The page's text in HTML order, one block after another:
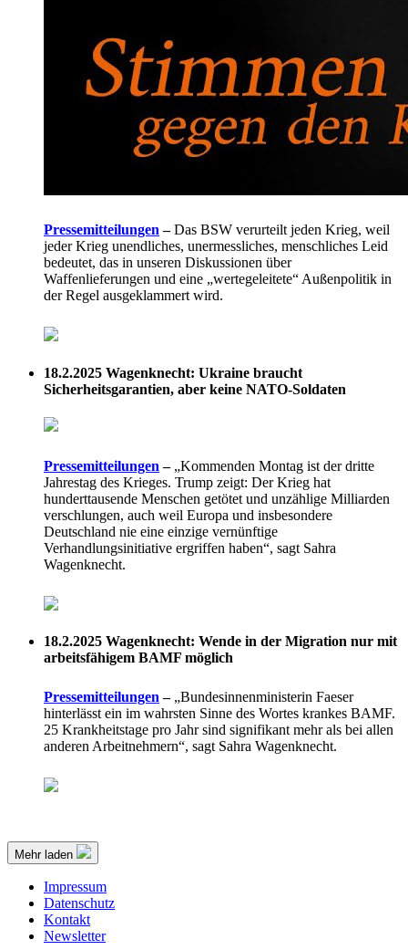
Pressemitteilungen–Das BSW verurteilt jeden Krieg, weil
jeder Krieg unendliches, unermessliches, menschliches Leid
bedeutet, das in unseren Diskussionen über
Waffenlieferungen und eine „wertegeleitete“ Außenpolitik in
der Regel ausgeklammert wird.
18.2.2025 Wagenknecht: Ukraine braucht
Sicherheitsgarantien, aber keine NATO-Soldaten
Pressemitteilungen –„Kommenden Montag ist der dritte
Jahrestag des Krieges. Trump zeigt: Der Krieg hat
hunderttausende Menschen getötet und unzählige Milliarden
verschlungen, auch weil Europa und insbesondere
Deutschland nie eine einzige vernünftige
Verhandlungsinitiative ergriffen haben“, sagt Sahra
Wagenknecht.
18.2.2025 Wagenknecht: Wende in der Migration nur mit
arbeitsfähigem BAMF möglich
Pressemitteilungen –„Bundesinnenministerin Faeser
hinterlässt ein im wahrsten Sinne des Wortes krankes BAMF.
25 Krankheitstage pro Jahr sind signifikant mehr als bei allen
anderen Arbeitnehmern“, sagt Sahra Wagenknecht.
Mehr laden
Impressum
Datenschutz
Kontakt
Newsletter